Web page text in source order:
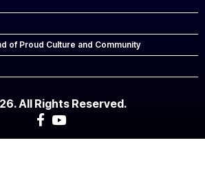
of Proud Culture and Community
All Rights Reserved.